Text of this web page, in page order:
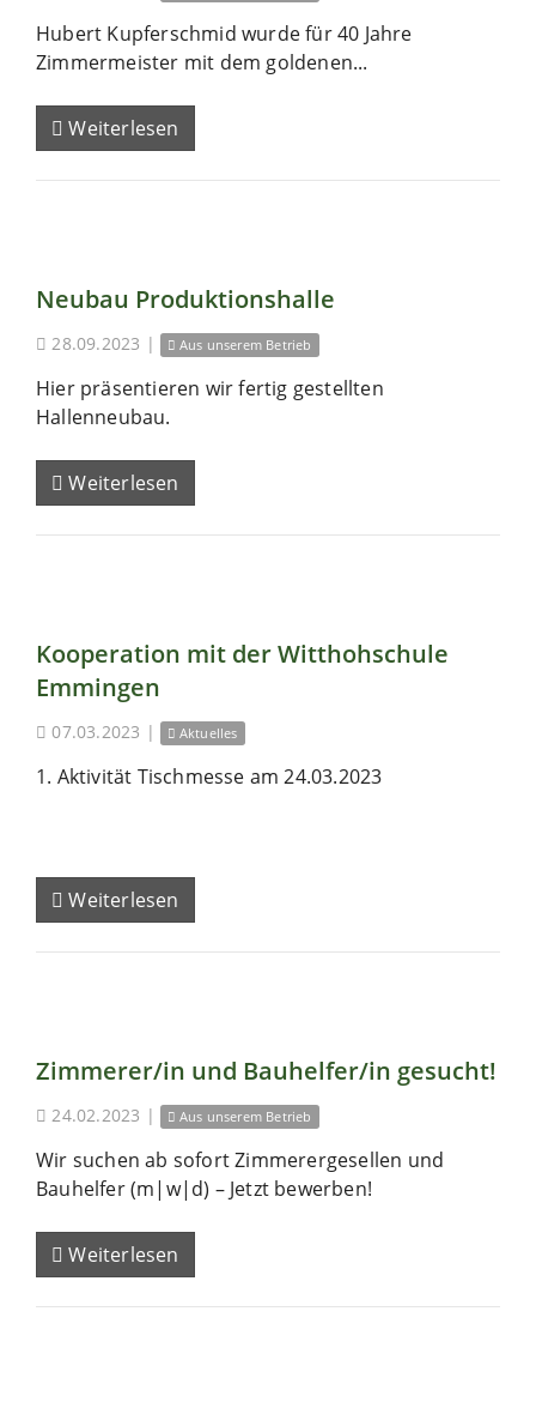
Hubert Kupferschmid wurde für 40 Jahre
Zimmermeister mit dem goldenen...
Weiterlesen
Neubau Produktionshalle
28.09.2023 | Aus unserem Betrieb
Hier präsentieren wir fertig gestellten
Hallenneubau.
Weiterlesen
Kooperation mit der Witthohschule
Emmingen
07.03.2023 | Aktuelles
1. Aktivität Tischmesse am 24.03.2023
Weiterlesen
Zimmerer/in und Bauhelfer/in gesucht!
24.02.2023 | Aus unserem Betrieb
Wir suchen ab sofort Zimmerergesellen und
Bauhelfer (m|w|d) – Jetzt bewerben!
Weiterlesen